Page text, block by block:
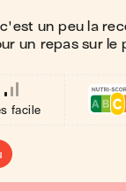
un peu la
un repas sur le
facile